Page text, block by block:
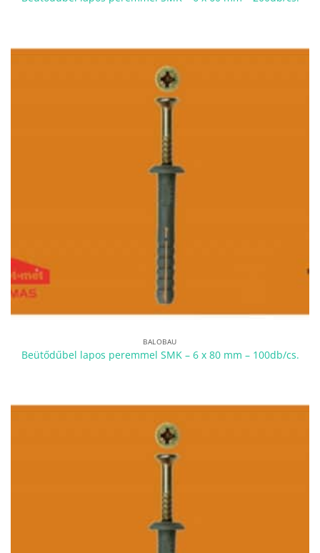
BALOBAU
Beütődűbel lapos peremmel SMK – 6 x 80 mm – 100db/cs.